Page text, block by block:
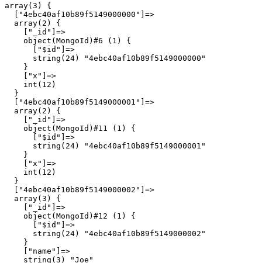
array(3) {
  ["4ebc40af10b89f5149000000"]=>
  array(2) {
    ["_id"]=>
    object(MongoId)#6 (1) {
      ["$id"]=>
      string(24) "4ebc40af10b89f5149000000"
    }
    ["x"]=>
    int(12)
  }
  ["4ebc40af10b89f5149000001"]=>
  array(2) {
    ["_id"]=>
    object(MongoId)#11 (1) {
      ["$id"]=>
      string(24) "4ebc40af10b89f5149000001"
    }
    ["x"]=>
    int(12)
  }
  ["4ebc40af10b89f5149000002"]=>
  array(3) {
    ["_id"]=>
    object(MongoId)#12 (1) {
      ["$id"]=>
      string(24) "4ebc40af10b89f5149000002"
    }
    ["name"]=>
    string(3) "Joe"